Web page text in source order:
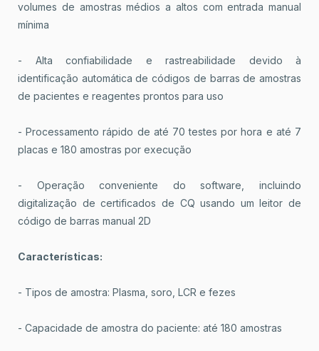
volumes de amostras médios a altos com entrada manual
mínima
- Alta confiabilidade e rastreabilidade devido à
identificação automática de códigos de barras de amostras
de pacientes e reagentes prontos para uso
- Processamento rápido de até 70 testes por hora e até 7
placas e 180 amostras por execução
- Operação conveniente do software, incluindo
digitalização de certificados de CQ usando um leitor de
código de barras manual 2D
Características:
- Tipos de amostra: Plasma, soro, LCR e fezes
- Capacidade de amostra do paciente: até 180 amostras